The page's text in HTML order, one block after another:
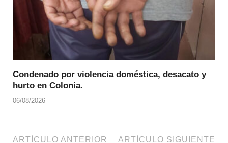
Condenado por violencia doméstica, desacato y
hurto en Colonia.
06/08/2026
ARTÍCULO ANTERIOR ARTÍCULO SIGUIENTE